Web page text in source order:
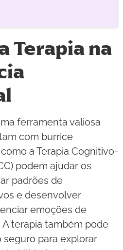
Terapia na
ferramenta valiosa
com burrice
a Terapia Cognitivo-
podem ajudar os
padrões de
e desenvolver
emoções de
A terapia também pode
para explorar